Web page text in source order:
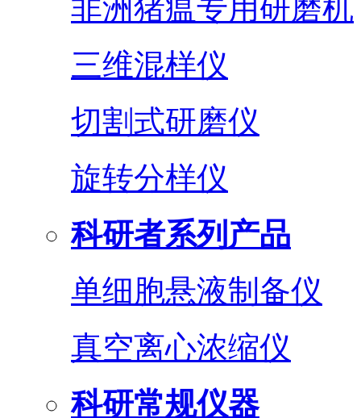
非洲猪瘟专用研磨机
三维混样仪
切割式研磨仪
旋转分样仪
科研者系列产品
单细胞悬液制备仪
真空离心浓缩仪
科研常规仪器